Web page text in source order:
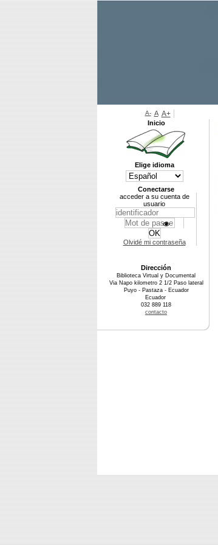
A- A A+
Inicio
Elige idioma
Conectarse
acceder a su cuenta de
usuario
Olvidé mi contraseña
Dirección
Biblioteca Virtual y Documental
Via Napo kilometro 2 1/2 Paso lateral
Puyo - Pastaza - Ecuador
Ecuador
032 889 118
contacto